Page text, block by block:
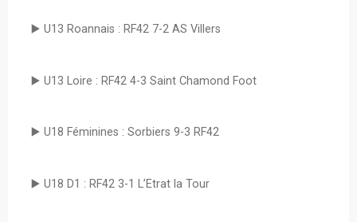
▶️ U13 Roannais : RF42 7-2 AS Villers
▶️ U13 Loire : RF42 4-3 Saint Chamond Foot
▶️ U18 Féminines : Sorbiers 9-3 RF42
▶️ U18 D1 : RF42 3-1 L’Etrat la Tour